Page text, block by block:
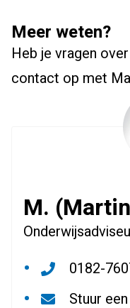
Meer weten?
Heb je vragen
contact op met
M.
0182-
Stuur